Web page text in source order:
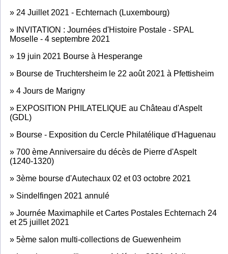
» 24 Juillet 2021 - Echternach (Luxembourg)
» INVITATION : Journées d'Histoire Postale - SPAL
Moselle - 4 septembre 2021
» 19 juin 2021 Bourse à Hesperange
» Bourse de Truchtersheim le 22 août 2021 à Pfettisheim
» 4 Jours de Marigny
» EXPOSITION PHILATELIQUE au Château d'Aspelt
(GDL)
» Bourse - Exposition du Cercle Philatélique d'Haguenau
» 700 ème Anniversaire du décès de Pierre d'Aspelt
(1240-1320)
» 3ème bourse d'Autechaux 02 et 03 octobre 2021
» Sindelfingen 2021 annulé
» Journée Maximaphile et Cartes Postales Echternach 24
et 25 juillet 2021
» 5ème salon multi-collections de Guewenheim